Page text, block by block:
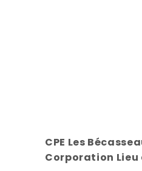
CPE Les
Corporation